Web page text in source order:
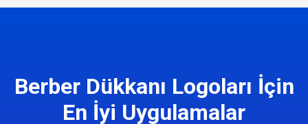
Berber Dükkanı Logoları İçin
En İyi Uygulamalar